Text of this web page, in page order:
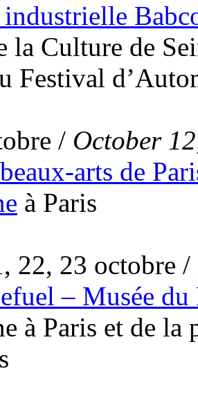
la Culture de
Festival
/ October
arts de
à Paris
22, 23 octobre /
– Musée
à Paris et de